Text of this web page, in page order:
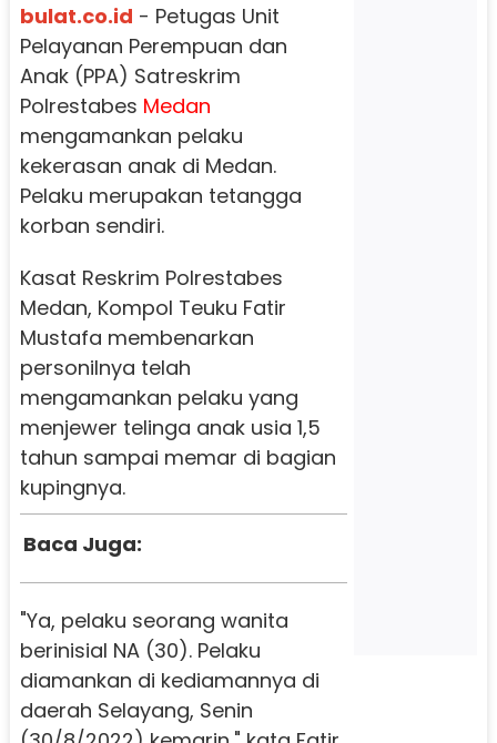
bulat.co.id - Petugas Unit
Pelayanan Perempuan dan
Anak (PPA) Satreskrim
Polrestabes Medan
mengamankan pelaku
kekerasan anak di Medan.
Pelaku merupakan tetangga
korban sendiri.
Kasat Reskrim Polrestabes
Medan, Kompol Teuku Fatir
Mustafa membenarkan
personilnya telah
mengamankan pelaku yang
menjewer telinga anak usia 1,5
tahun sampai memar di bagian
kupingnya.
Baca Juga:
"Ya, pelaku seorang wanita
berinisial NA (30). Pelaku
diamankan di kediamannya di
daerah Selayang, Senin